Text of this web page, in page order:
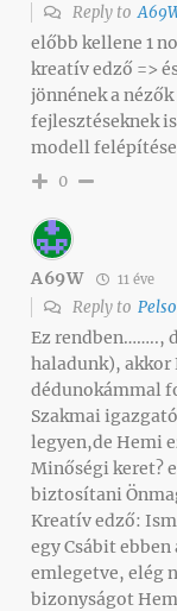
Reply to
előbb kellene 1
kreatív edző =>
jönnének a
fejlesztéseknek
modell
0
A69W 11 éve
Reply to Pelso
Ez rendben……..,
haladunk), akkor
dédunokámmal
Szakmai
legyen,de Hemi
Minőségi keret?
biztosítani
Kreatív edző:
egy Csábit
emlegetve, elég
bizonyságot